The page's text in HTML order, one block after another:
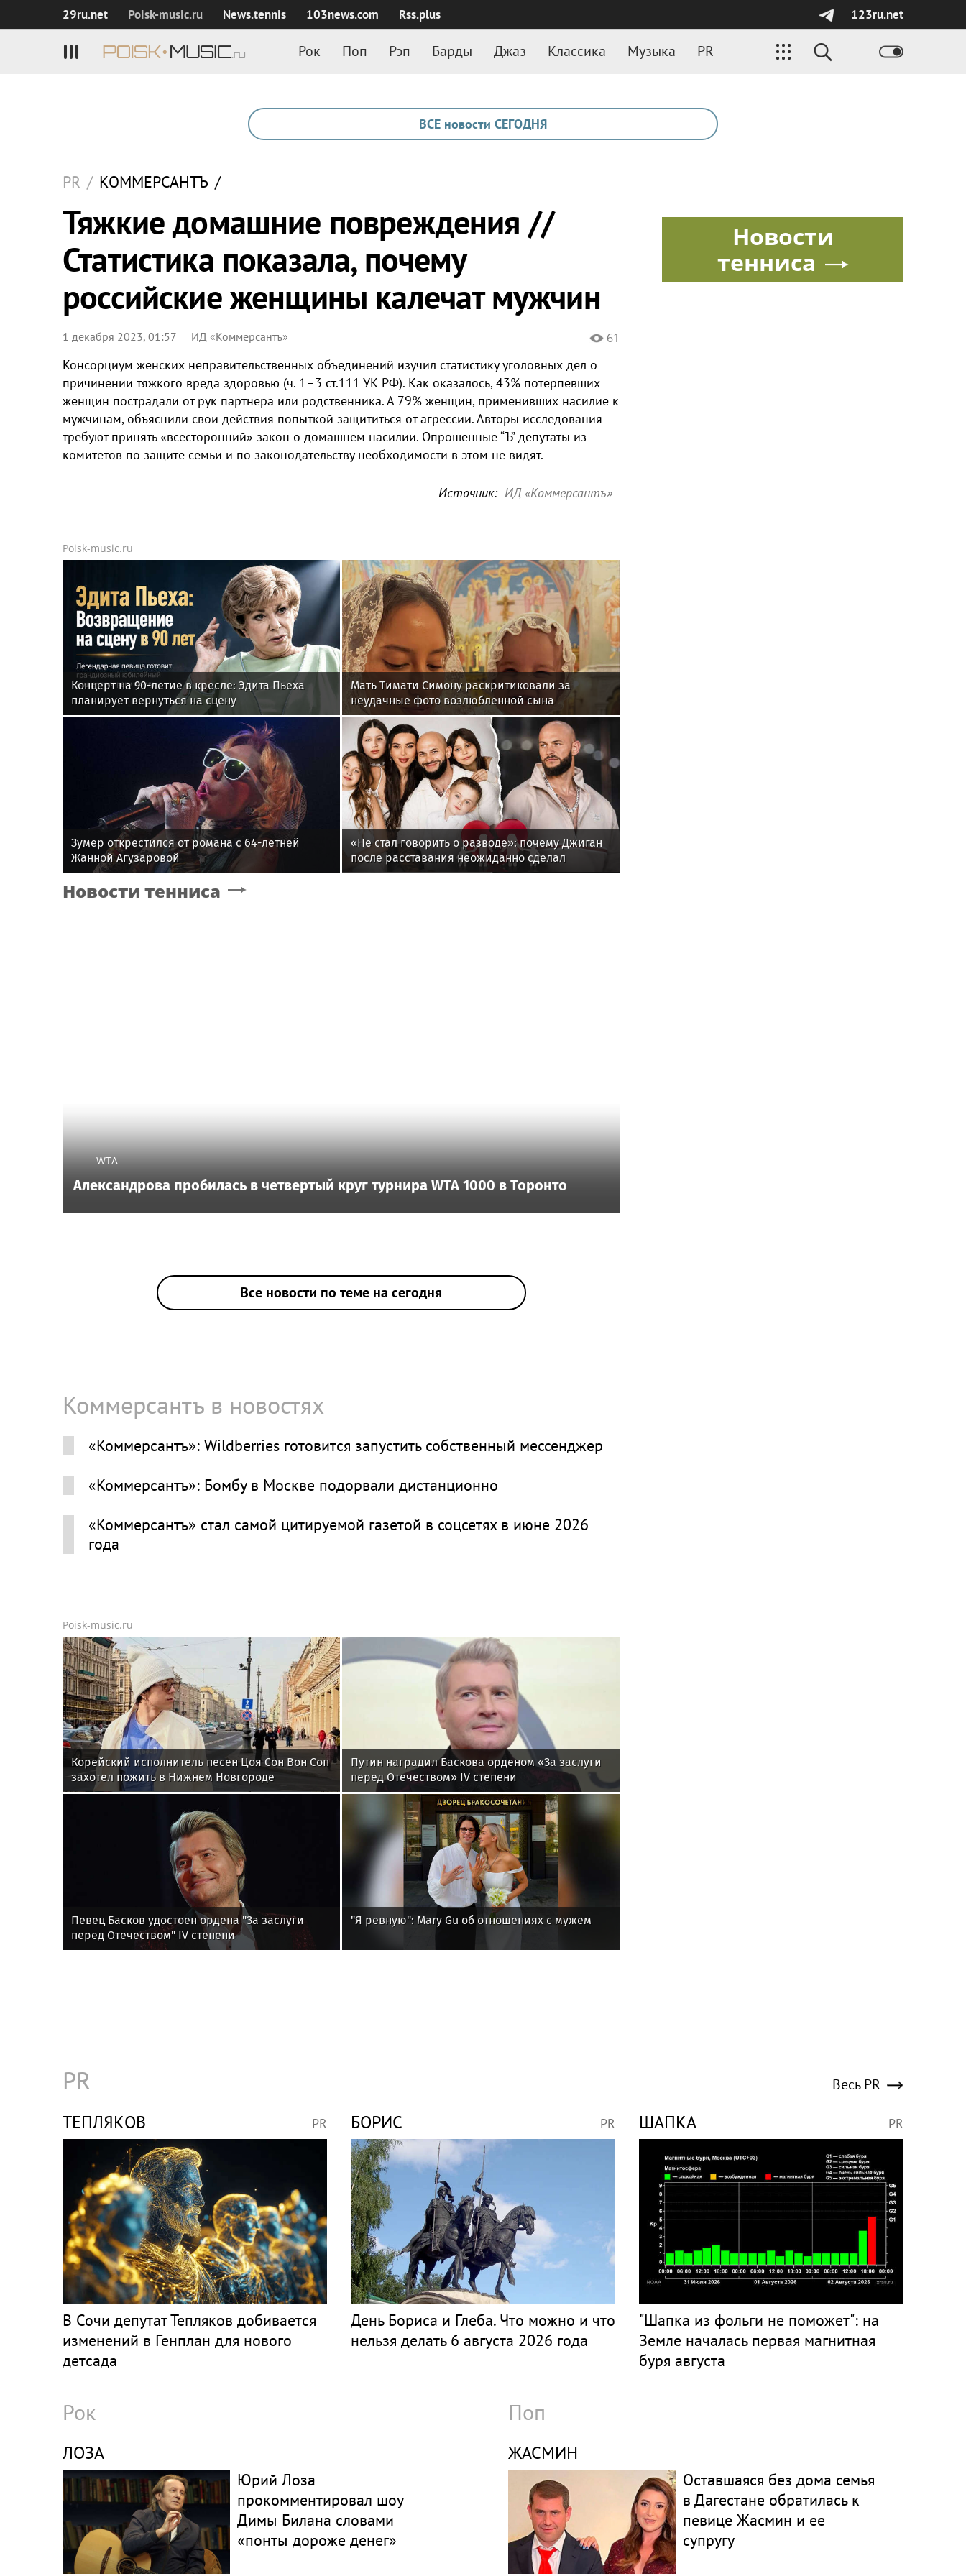
29ru.net Poisk‑music.ru News.tennis 103news.com Rss.plus 123ru.net
Рок Поп Рэп Барды Джаз Классика Музыка PR
ВСЕ новости СЕГОДНЯ
PR / КОММЕРСАНТЪ /
Тяжкие домашние повреждения //
Статистика показала, почему
российские женщины калечат мужчин
1 декабря 2023, 01:57 ИД «Коммерсантъ» 61
Консорциум женских неправительственных объединений изучил статистику уголовных дел о
причинении тяжкого вреда здоровью (ч. 1–3 ст.111 УК РФ). Как оказалось, 43% потерпевших
женщин пострадали от рук партнера или родственника. А 79% женщин, применивших насилие к
мужчинам, объяснили свои действия попыткой защититься от агрессии. Авторы исследования
требуют принять «всесторонний» закон о домашнем насилии. Опрошенные “Ъ” депутаты из
комитетов по защите семьи и по законодательству необходимости в этом не видят.
Источник: ИД «Коммерсантъ»
Poisk-music.ru
Концерт на 90-летие в кресле: Эдита Пьеха
планирует вернуться на сцену
Мать Тимати Симону раскритиковали за
неудачные фото возлюбленной сына
Валентины
Зумер открестился от романа с 64-летней
Жанной Агузаровой
«Не стал говорить о разводе»: почему Джиган
после расставания неожиданно сделал
главным своих детей
Новости тенниса
WTA
Александрова пробилась в четвертый круг турнира WTA 1000 в Торонто
Все новости по теме на сегодня
Коммерсантъ в новостях
«Коммерсантъ»: Wildberries готовится запустить собственный мессенджер
«Коммерсантъ»: Бомбу в Москве подорвали дистанционно
«Коммерсантъ» стал самой цитируемой газетой в соцсетях в июне 2026
года
Poisk-music.ru
Корейский исполнитель песен Цоя Сон Вон Соп
захотел пожить в Нижнем Новгороде
Путин наградил Баскова орденом «За заслуги
перед Отечеством» IV степени
Певец Басков удостоен ордена "За заслуги
перед Отечеством" IV степени
"Я ревную": Mary Gu об отношениях с мужем
PR Весь PR
ТЕПЛЯКОВ PR
В Сочи депутат Тепляков добивается
изменений в Генплан для нового
детсада
БОРИС PR
День Бориса и Глеба. Что можно и что
нельзя делать 6 августа 2026 года
ШАПКА PR
"Шапка из фольги не поможет": на
Земле началась первая магнитная
буря августа
Рок
ЛОЗА
Юрий Лоза
прокомментировал шоу
Димы Билана словами
«понты дороже денег»
Поп
ЖАСМИН
Оставшаяся без дома семья
в Дагестане обратилась к
певице Жасмин и ее
супругу